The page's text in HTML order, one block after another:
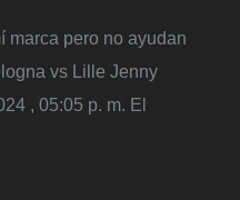
marca pero no ayudan
vs Lille Jenny
, 05:05 p. m. El